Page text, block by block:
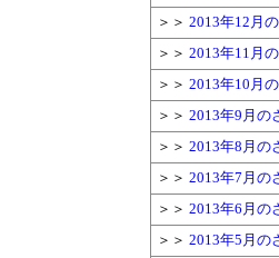
＞＞ 2013年12月
＞＞ 2013年11月
＞＞ 2013年10月
＞＞ 2013年9月の
＞＞ 2013年8月の
＞＞ 2013年7月の
＞＞ 2013年6月の
＞＞ 2013年5月の